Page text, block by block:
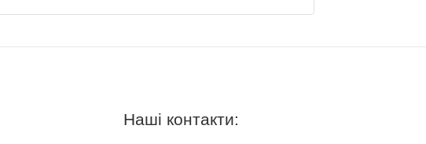
Наші контакти: